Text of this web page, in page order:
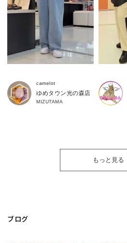
camelot
ゆめタウン光の森店
MIZUTAMA
もっと見る
ブログ